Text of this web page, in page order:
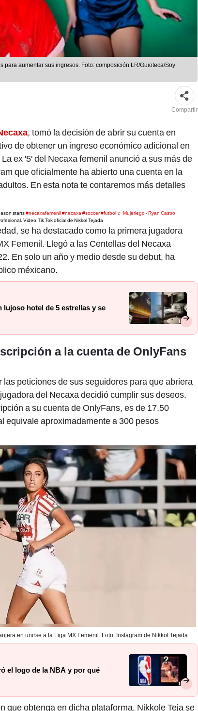
para aumentar sus ingresos. Foto: composición LR/Guioteca/Soy
Compartir
, tomó la decisión de abrir su cuenta en
de obtener un ingreso económico adicional en
ex '5' del Necaxa femenil anunció a sus más de
que oficialmente ha abierto una cuenta en la
En esta nota te contaremos más detalles
starts#necaxafemenil#necaxa#soccer#futbol ♬ Mujeriego - Ryan Castro
Video:Tik Tok oficial de Nikkol Tejada
se ha destacado como la primera jugadora
Femenil. Llegó a las Centellas del Necaxa
En solo un año y medio desde su debut, ha
méxicano.
lujoso hotel de 5 estrellas y se
a la cuenta de OnlyFans
peticiones de sus seguidores para que abriera
del Necaxa decidió cumplir sus deseos.
a su cuenta de OnlyFans, es de 17,50
equivale aproximadamente a 300 pesos
en unirse a la Liga MX Femenil. Foto: Instagram de Nikkol Tejada
el logo de la NBA y por qué
que obtenga en dicha plataforma, Nikkole Teja se